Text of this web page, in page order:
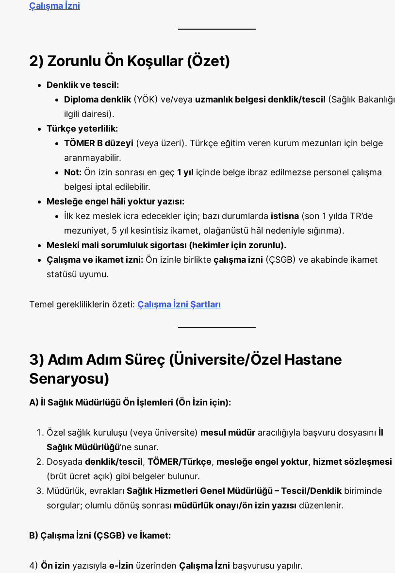
Çalışma İzni
2) Zorunlu Ön Koşullar (Özet)
Denklik ve tescil:
Diploma denklik (YÖK) ve/veya uzmanlık belgesi denklik/tescil (Sağlık Bakanlığı
ilgili dairesi).
Türkçe yeterlilik:
TÖMER B düzeyi (veya üzeri). Türkçe eğitim veren kurum mezunları için belge
aranmayabilir.
Not: Ön izin sonrası en geç 1 yıl içinde belge ibraz edilmezse personel çalışma
belgesi iptal edilebilir.
Mesleğe engel hâli yoktur yazısı:
İlk kez meslek icra edecekler için; bazı durumlarda istisna (son 1 yılda TR’de
mezuniyet, 5 yıl kesintisiz ikamet, olağanüstü hâl nedeniyle sığınma).
Mesleki mali sorumluluk sigortası (hekimler için zorunlu).
Çalışma ve ikamet izni: Ön izinle birlikte çalışma izni (ÇSGB) ve akabinde ikamet
statüsü uyumu.
Temel gerekliliklerin özeti: Çalışma İzni Şartları
3) Adım Adım Süreç (Üniversite/Özel Hastane
Senaryosu)
A) İl Sağlık Müdürlüğü Ön İşlemleri (Ön İzin için):
Özel sağlık kuruluşu (veya üniversite) mesul müdür aracılığıyla başvuru dosyasını İl
Sağlık Müdürlüğü’ne sunar.
Dosyada denklik/tescil, TÖMER/Türkçe, mesleğe engel yoktur, hizmet sözleşmesi
(brüt ücret açık) gibi belgeler bulunur.
Müdürlük, evrakları Sağlık Hizmetleri Genel Müdürlüğü – Tescil/Denklik biriminde
sorgular; olumlu dönüş sonrası müdürlük onayı/ön izin yazısı düzenlenir.
B) Çalışma İzni (ÇSGB) ve İkamet:
4) Ön izin yazısıyla e-İzin üzerinden Çalışma İzni başvurusu yapılır.